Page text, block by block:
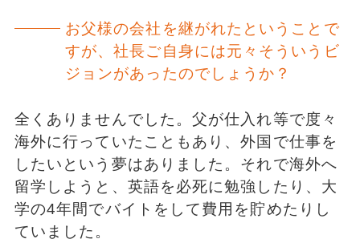
お父様の会社を継がれたということで
すが、社長ご自身には元々そういうビ
ジョンがあったのでしょうか？
全くありませんでした。父が仕入れ等で度々
海外に行っていたこともあり、外国で仕事を
したいという夢はありました。それで海外へ
留学しようと、英語を必死に勉強したり、大
学の4年間でバイトをして費用を貯めたりし
ていました。